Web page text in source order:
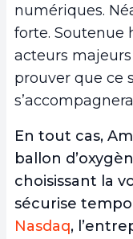
numériques.
forte. Soutenue
acteurs
prouver que ce
En tout cas,
ballon
choisissant la
sécurise
Nasdaq,